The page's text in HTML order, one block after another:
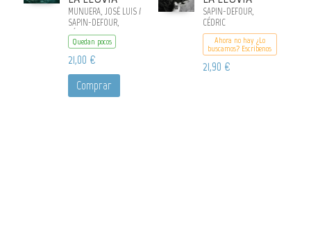
MUNUERA, JOSÉ LUIS /
SAPIN-DEFOUR,
CÉDRIC
Quedan pocos
21,00 €
Comprar
SAPIN-DEFOUR,
CÉDRIC
Ahora no hay ¿Lo
buscamos? Escribenos
21,90 €